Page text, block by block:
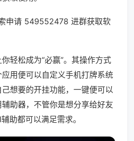
申请 549552478 进群获取软
轻松成为“必赢”。其操作方式
用便可以自定义手机打牌系统
想要的开挂功能，一键便可以
助器，不管你是想分享给好友
助都可以满足需求。